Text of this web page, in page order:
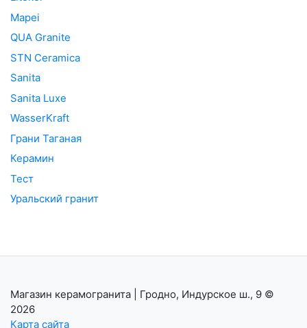
Mapei
QUA Granite
STN Ceramica
Sanita
Sanita Luxe
WasserKraft
Грани Таганая
Керамин
Тест
Уральский гранит
Магазин керамогранита | Гродно, Индурское ш., 9 ©
2026
Карта сайта